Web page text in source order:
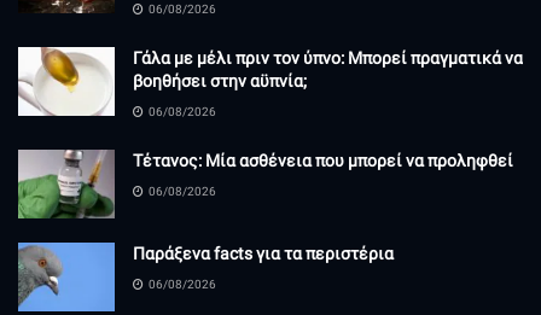
06/08/2026
Γάλα με μέλι πριν τον ύπνο: Μπορεί πραγματικά να
βοηθήσει στην αϋπνία;
06/08/2026
Τέτανος: Μία ασθένεια που μπορεί να προληφθεί
06/08/2026
Παράξενα facts για τα περιστέρια
06/08/2026